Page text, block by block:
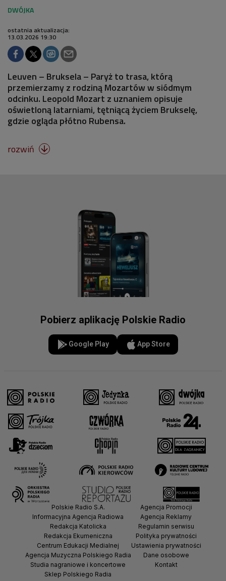
ostatnia aktualizacja:
13.03.2026 19:30
Leuven – Bruksela – Paryż to trasa, którą
przemierzamy z rodziną Mozartów w siódmym
odcinku. Leopold Mozart z uznaniem opisuje
oświetloną latarniami, tętniącą życiem Brukselę,
gdzie ogląda płótno Rubensa.
rozwiń 
Pobierz aplikację Polskie Radio
Google Play App Store
Polskie Radio S.A.
Informacyjna Agencja Radiowa
Redakcja Katolicka
Redakcja Ekumeniczna
Centrum Edukacji Medialnej
Agencja Muzyczna Polskiego Radia
Studia nagraniowe i koncertowe
Sklep Polskiego Radia
Agencja Promocji
Agencja Reklamy
Regulamin serwisu
Polityka prywatności
Ustawienia prywatności
Dane osobowe
Kontakt